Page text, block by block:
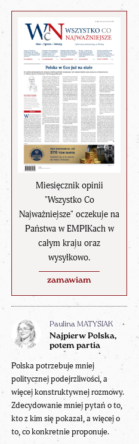
Miesięcznik opinii
"Wszystko Co
Najważniejsze" oczekuje na
Państwa w EMPIKach w
całym kraju oraz
wysyłkowo.
zamawiam
Paulina MATYSIAK
Najpierw Polska,
potem partia
Polska potrzebuje mniej
politycznej podejrzliwości, a
więcej konstruktywnej rozmowy.
Zdecydowanie mniej pytań o to,
kto z kim się pokazał, a więcej o
to, co konkretnie proponuje.